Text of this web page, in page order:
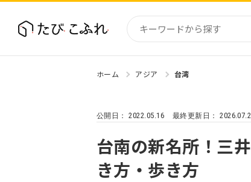
東
関
中
ホーム アジア 台湾
公開日：2022.05.16 最終更新日：
台南の新名所！三
き方・歩き方